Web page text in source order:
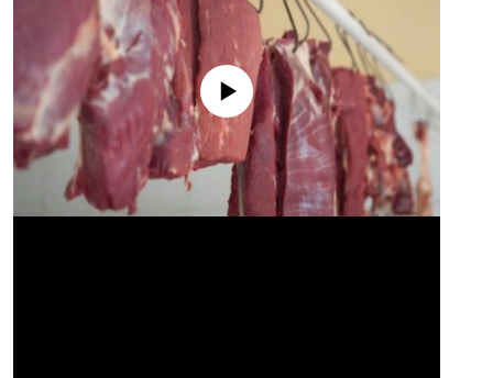
No media source currently available